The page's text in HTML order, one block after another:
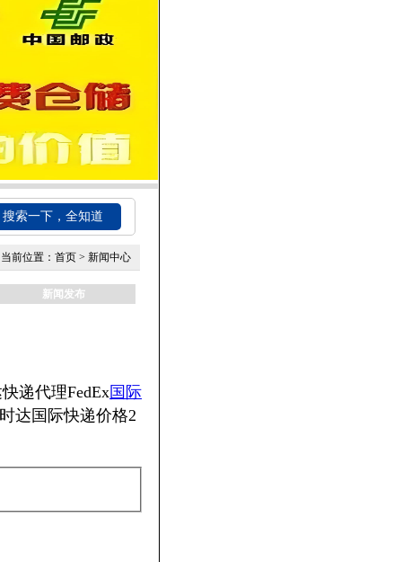
搜索一下，全知道
当前位置： 首页 > 新闻中心
新闻发布
递代理FedEx国际
达国际快递价格2